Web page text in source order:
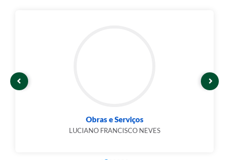
Obras e Serviços
LUCIANO FRANCISCO NEVES